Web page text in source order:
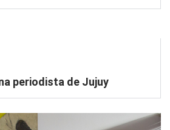
periodista de Jujuy